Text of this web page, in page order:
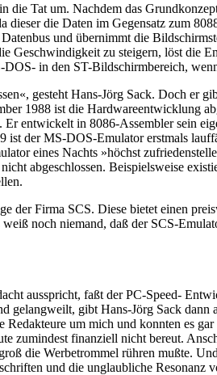
die Tat um. Nachdem das
dieser die Daten im Gegensatz zum
und übernimmt die
zu steigern, löst die
in den ST-Bildschirmbereich,
gesteht Hans-Jörg Sack. Doch
1988 ist die Hardwareentwicklung
entwickelt in 8086-Assembler sein
der MS-DOS-Emulator erstmals
eines Nachts »höchst
abgeschlossen. Beispielsweise
der Firma SCS. Diese bietet einen
noch niemand, daß der SCS-
ausspricht, faßt der PC-Speed-
gelangweilt, gibt Hans-Jörg Sack
um mich und konnten es
zumindest finanziell nicht bereut.
die Werbetrommel rühren mußte.
und die unglaubliche Resonanz